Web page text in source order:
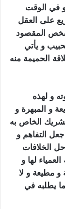
في الوقت
على العقل
المقصود
و يأتي
الحميمة منه
و لهذه
و المبهرة و
الخاص به
التفاهم و
حل الخلافات
لها و
مطيعة و لا
يطلبه في